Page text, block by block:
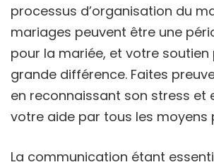
processus d’organisation du
mariages peuvent être une
pour la mariée, et votre
grande différence. Faites
en reconnaissant son stress et
votre aide par tous les moyens
La communication étant